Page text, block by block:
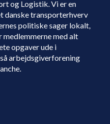
og Logistik. Vi er en
danske transporterhverv
politiske sager lokalt,
med alt
opgaver ude i
arbejdsgiverforening